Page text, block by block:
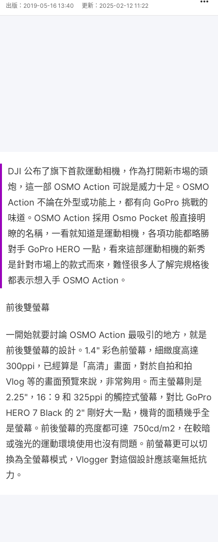
出版： 2019-05-16 13:40 更新： 2025-02-12 11:22
DJI 公布了旗下首款運動相機，作為打開新市埸的頭
炮，這一部 OSMO Action 可說是威力十足。OSMO
Action 不論在外型或功能上，都有向 GoPro 挑戰的
味道。OSMO Action 採用 Osmo Pocket 般直接明
瞭的名稱，一看就知道是運動相機，各項功能都略勝
對手 GoPro HERO 一點，看來這部運動相機的新秀
是針對市場上的款式而來，難怪很多人了解完規格後
都表示想入手 OSMO Action。
前後雙螢幕
一開始就要討論 OSMO Action 最吸引的地方，就是
前後雙螢幕的設計。1.4" 彩色前螢幕，細緻度高達
300ppi，已經算是「高清」畫面，對於自拍和拍
Vlog 等的畫面預覽來說，非常夠用。而主螢幕則是
2.25"，16：9 和 325ppi 的觸控式螢幕，對比 GoPro
HERO 7 Black 的 2" 剛好大一點，機背的面積幾乎全
是螢幕。前後螢幕的亮度都可達  750cd/m2，在較暗
或強光的運動環境使用也沒有問題。前螢幕更可以切
換為全螢幕模式，Vlogger 對這個設計應該毫無抵抗
力。